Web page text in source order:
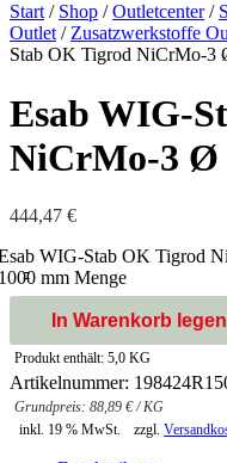
Start / Shop /Outletcenter/
Outlet / Zusatzwerkstoffe
Stab OK Tigrod NiCrMo-3
Esab WIG-
NiCrMo-3 Ø
444,47 €
-
WIG-Stab OK Tigrod
mm Menge
In Warenkorb legen
Produkt enthält: 5,0 KG
Artikelnummer:
88,89 €/KG
inkl. 19 % MwSt.
zzgl.